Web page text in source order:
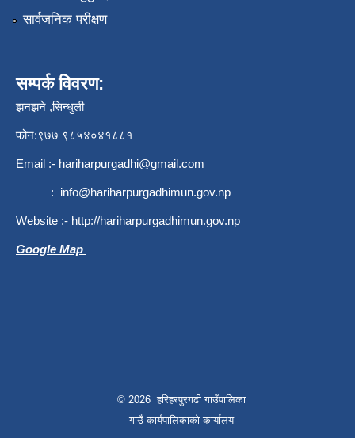
सार्वजनिक परीक्षण
सम्पर्क विवरण:
झनझने ,सिन्धुली
फोन:९७७ ९८५४०४१८८१
Email :- hariharpurgadhi@gmail.com
: info@hariharpurgadhimun.gov.np
Website :- http://hariharpurgadhimun.gov.np
Google Map
© 2026 हरिहरपुरगढी गाउँपालिका
गाउँ कार्यपालिकाको कार्यालय